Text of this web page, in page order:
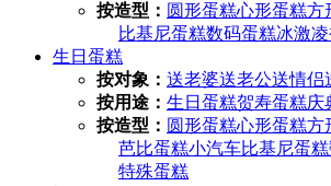
按造型： 圆形蛋糕心形蛋糕方
比基尼蛋糕数码蛋糕冰激凌
生日蛋糕
按对象： 送老婆送老公送情侣
按用途： 生日蛋糕贺寿蛋糕庆
按造型： 圆形蛋糕心形蛋糕方
芭比蛋糕小汽车比基尼蛋糕
特殊蛋糕